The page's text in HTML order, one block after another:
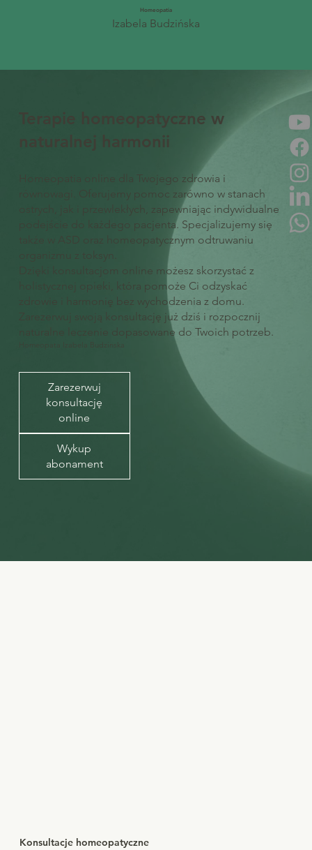
Homeopatia
Izabela Budzińska
Terapie homeopatyczne w
naturalnej harmonii
Homeopatia online dla Twojego zdrowia i
równowagi. Oferujemy pomoc zarówno w stanach
ostrych, jak i przewlekłych, zapewniając indywidualne
podejście do każdego pacjenta. Specjalizujemy się
także w ASD oraz homeopatycznym odtruwaniu
Dzięki konsultacjom online możesz skorzystać z
holistycznej opieki, która pomoże Ci odzyskać
zdrowie i harmonię bez wychodzenia z domu.
Zarezerwuj swoją konsultację już dziś i rozpocznij
naturalne leczenie dopasowane do Twoich potrzeb.
Zarezerwuj
konsultację
online
Wykup
abonament
Konsultacje homeopatyczne